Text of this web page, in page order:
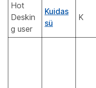
Hot
Deskin
g user
Kuidas
sü
K